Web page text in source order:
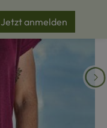
Jetzt anmelden